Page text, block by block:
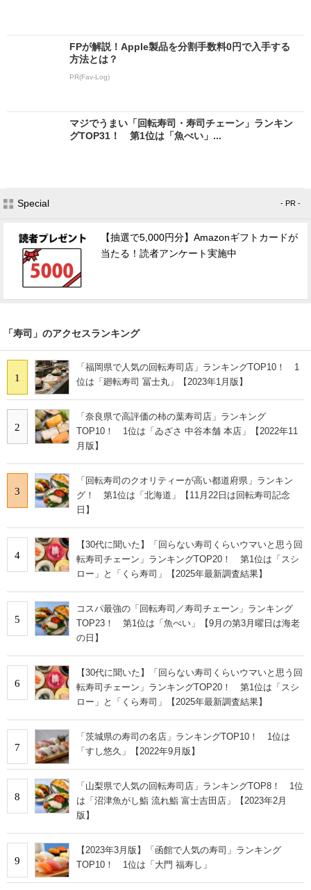
FPが解説！Apple製品を分割手数料0円で入手する
方法とは？
PR(Fav-Log)
マジでうまい「回転寿司・寿司チェーン」ランキン
グTOP31！ 第1位は「魚べい」...
Special - PR -
【抽選で5,000円分】Amazonギフトカードが
当たる！読者アンケート実施中
「寿司」のアクセスランキング
1
「福岡県で人気の回転寿司店」ランキングTOP10！ 1
位は「廻転寿司 冨士丸」【2023年1月版】
2
「奈良県で高評価の柿の葉寿司店」ランキング
TOP10！ 1位は「ゐざさ 中谷本舗 本店」【2022年11
月版】
3
「回転寿司のクオリティーが高い都道府県」ランキン
グ！ 第1位は「北海道」【11月22日は回転寿司記念
日】
4
【30代に聞いた】「回らない寿司くらいウマいと思う回
転寿司チェーン」ランキングTOP20！ 第1位は「スシ
ロー」と「くら寿司」【2025年最新調査結果】
5
コスパ最強の「回転寿司／寿司チェーン」ランキング
TOP23！ 第1位は「魚べい」【9月の第3月曜日は海老
の日】
6
【30代に聞いた】「回らない寿司くらいウマいと思う回
転寿司チェーン」ランキングTOP20！ 第1位は「スシ
ロー」と「くら寿司」【2025年最新調査結果】
7
「茨城県の寿司の名店」ランキングTOP10！ 1位は
「すし悠久」【2022年9月版】
8
「山梨県で人気の回転寿司店」ランキングTOP8！ 1位
は「沼津魚がし鮨 流れ鮨 富士吉田店」【2023年2月
版】
9
【2023年3月版】「函館で人気の寿司」ランキング
TOP10！ 1位は「大門 福寿し」